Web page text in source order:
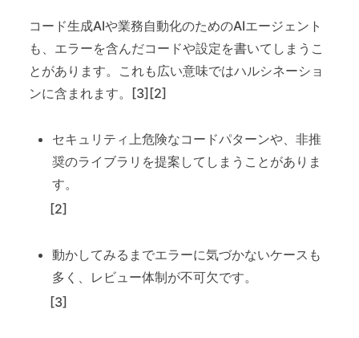
コード生成AIや業務自動化のためのAIエージェント
も、エラーを含んだコードや設定を書いてしまうこ
とがあります。これも広い意味ではハルシネーショ
ンに含まれます。[3][2]
セキュリティ上危険なコードパターンや、非推
奨のライブラリを提案してしまうことがありま
す。
[2]
動かしてみるまでエラーに気づかないケースも
多く、レビュー体制が不可欠です。
[3]